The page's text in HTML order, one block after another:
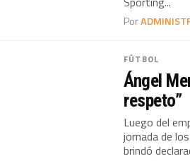
Por
FÚTBOL
Ángel
respeto”
Luego del
jornada de
brindó